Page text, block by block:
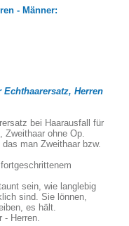
- Männer:
Herren
bei Haarausfall für
Zweithaar ohne Op.
man Zweithaar bzw.
sein, wie langlebig
sind. Sie lönnen,
es hält.
- Herren.